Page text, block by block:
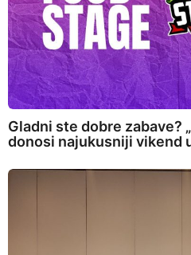
Gladni ste dobre zabave?
donosi najukusniji vikend